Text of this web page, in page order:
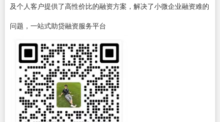
及个人客户提供了高性价比的融资方案，解决了小微企业融资难的
问题，一站式助贷融资服务平台